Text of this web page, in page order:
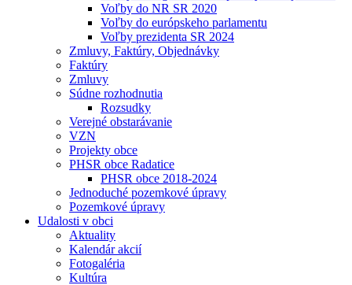
Voľby do NR SR 2020
Voľby do európskeho parlamentu
Voľby prezidenta SR 2024
Zmluvy, Faktúry, Objednávky
Faktúry
Zmluvy
Súdne rozhodnutia
Rozsudky
Verejné obstarávanie
VZN
Projekty obce
PHSR obce Radatice
PHSR obce 2018-2024
Jednoduché pozemkové úpravy
Pozemkové úpravy
Udalosti v obci
Aktuality
Kalendár akcií
Fotogaléria
Kultúra